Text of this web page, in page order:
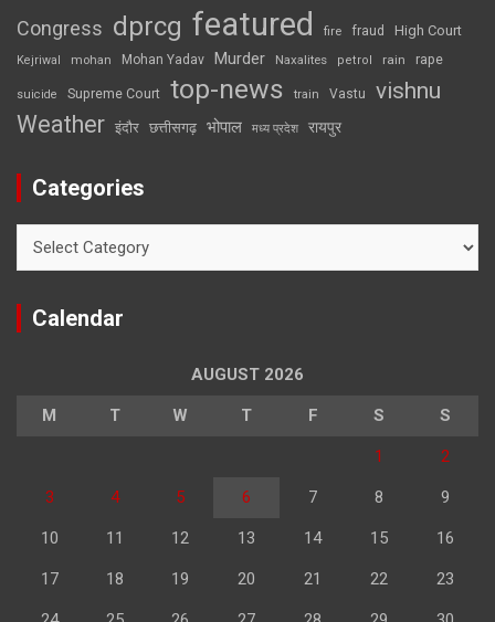
Congress dprcg featured fire fraud High Court
Kejriwal mohan Mohan Yadav Murder Naxalites petrol rain rape
suicide Supreme Court top-news train Vastu vishnu
Weather इंदौर छत्तीसगढ़ भोपाल मध्य प्रदेश रायपुर
Categories
Calendar
AUGUST 2026
M T W T F S S
1 2
3 4 5 6 7 8 9
10 11 12 13 14 15 16
17 18 19 20 21 22 23